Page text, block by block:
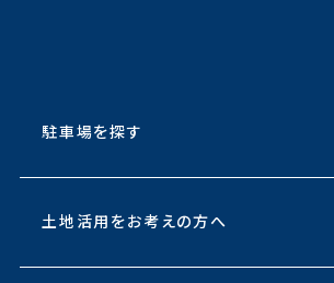
駐車場を探す
土地活用をお考えの方へ